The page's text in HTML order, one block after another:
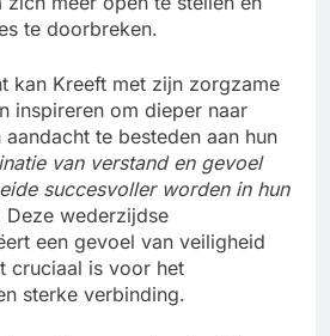
te doorbreken.
kan Kreeft met zijn zorgzame
inspireren om dieper naar
te besteden aan hun
van verstand en gevoel
succesvoller worden in hun
Deze wederzijdse
een gevoel van veiligheid
cruciaal is voor het
sterke verbinding.